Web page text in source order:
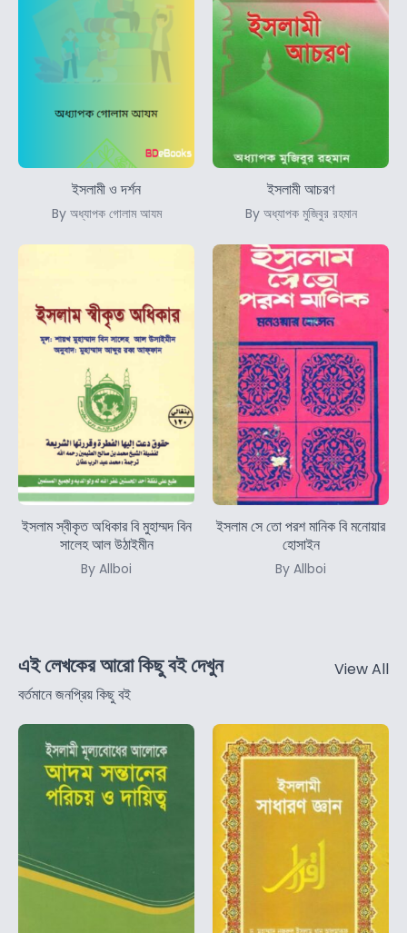
ইসলামী ও দর্শন
By অধ্যাপক গোলাম আযম
ইসলামী আচরণ
By অধ্যাপক মুজিবুর রহমান
ইসলাম স্বীকৃত অধিকার বি মুহাম্মদ বিন
সালেহ আল উঠাইমীন
By Allboi
ইসলাম সে তো পরশ মানিক বি মনোয়ার
হোসাইন
By Allboi
এই লেখকের আরো কিছু বই দেখুন
বর্তমানে জনপ্রিয় কিছু বই
View All